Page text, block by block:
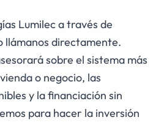
Lumilec a través de
llámanos directamente.
sobre el sistema más
o negocio, las
y la financiación sin
para hacer la inversión